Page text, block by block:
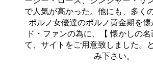
で人気が高かった。他にも、多く
ポルノ女優達のポルノ黄金期を
ド・ファンの為に、【 懐かしの
て、サイトをご用意致しました。
み下さい。